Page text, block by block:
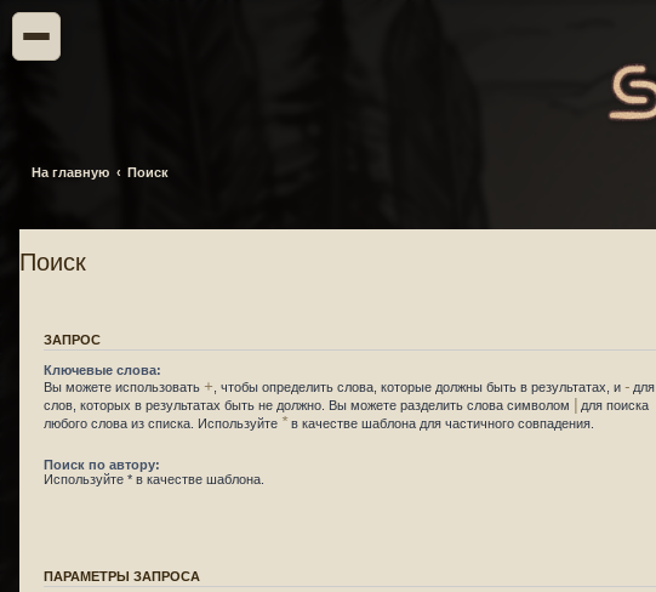
На главную Поиск
Поиск
ЗАПРОС
Ключевые слова:
Вы можете использовать + , чтобы определить слова, которые должны быть в результатах, и - для
слов, которых в результатах быть не должно. Вы можете разделить слова символом | для поиска
любого слова из списка. Используйте *в качестве шаблона для частичного совпадения.
Поиск по автору:
Используйте * в качестве шаблона.
ПАРАМЕТРЫ ЗАПРОСА